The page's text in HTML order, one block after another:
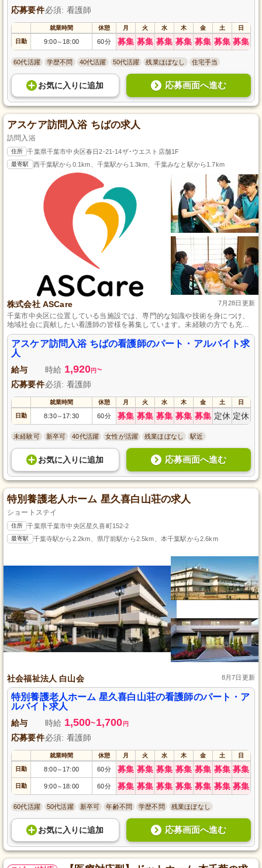
応募要件必須: 看護師
就業時間 休憩 月 火 水 木 金 土 日
日勤 9:00～ 18:00 60分 募集 募集 募集 募集 募集 募集 募集
60代活躍 学歴不問 40代活躍 50代活躍 残業ほぼなし 住宅手当
お気に入り に追加 応募画面へ進む
アスケア訪問入浴 ちばの求人
訪問入浴
住所 千葉県千葉市中央区春日2-21-14ザ･ウエスト店舗1F
最寄駅 西千葉駅から0.1km、千葉駅から1.3km、千葉みなと駅から1.7km
株式会社 ASCare 7月28日更新
千葉市中央区に位置している当施設では、専門的な知識や技術を身につけ、
地域社会に貢献したい看護師の皆様を募集しています。未経験の方でも充実
した研修が受けられるため、安心してキャリアをスタートできる環境です。
週1日からの勤務が可能で、利用者様の生活を支えるやりがいと、スキルアッ
プのチャンスが豊富にある点がおすすめです。
アスケア訪問入浴 ちばの看護師のパート・アルバイト求
人
給与 時給 1,920円 ~
応募要件必須: 看護師
就業時間 休憩 月 火 水 木 金 土 日
日勤 8:30～ 17:30 60分 募集 募集 募集 募集 募集 定休 定休
未経験可 新卒可 40代活躍 女性が活躍 残業ほぼなし 駅近
お気に入り に追加 応募画面へ進む
特別養護老人ホーム 星久喜白山荘の求人
ショートステイ
住所 千葉県千葉市中央区星久喜町152-2
最寄駅 千葉寺駅から2.2km、県庁前駅から2.5km、本千葉駅から2.6km
社会福祉法人 白山会 8月7日更新
特別養護老人ホーム 星久喜白山荘の看護師のパート・ア
ルバイト求人
給与 時給 1,500~1,700 円
応募要件必須: 看護師
就業時間 休憩 月 火 水 木 金 土 日
日勤 8:00～ 17:00 60分 募集 募集 募集 募集 募集 募集 募集
日勤 9:00～ 18:00 60分 募集 募集 募集 募集 募集 募集 募集
60代活躍 50代活躍 新卒可 年齢不問 学歴不問 残業ほぼなし
お気に入り に追加 応募画面へ進む